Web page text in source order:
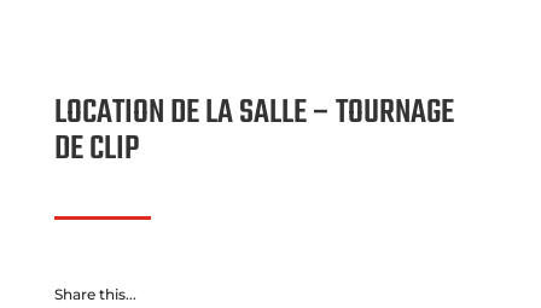
LOCATION DE LA SALLE – TOURNAGE
DE CLIP
Share this...